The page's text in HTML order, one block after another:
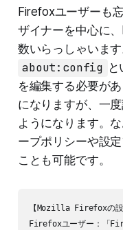
Firefoxユーザーも
ザイナーを中心に
数いらっしゃいま
about:config
を編集する必要が
になりますが、一
ようになります。
ープポリシーや設
ことも可能です。
【Mozilla Firefoxの設
Firefoxユーザー：「